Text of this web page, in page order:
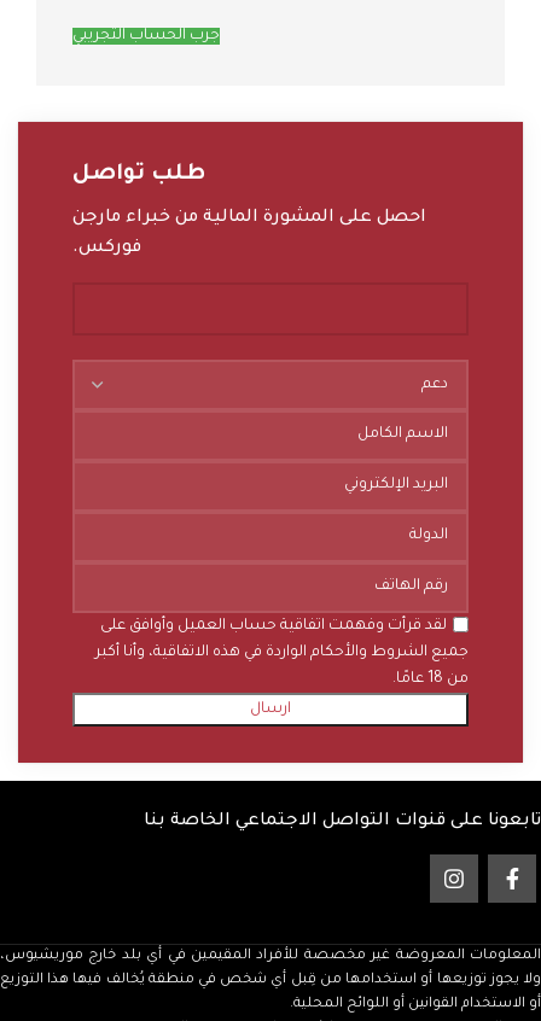
جرب الحساب التجريبي
طلب تواصل
احصل على المشورة المالية من خبراء مارجن
فوركس.
لقد قرأت وفهمت اتفاقية حساب العميل وأوافق على
جميع الشروط والأحكام الواردة في هذه الاتفاقية، وأنا أكبر
من 18 عامًا.
تابعونا على قنوات التواصل الاجتماعي الخاصة بنا
المعلومات المعروضة غير مخصصة للأفراد المقيمين في أي بلد خارج موريشيوس،
ولا يجوز توزيعها أو استخدامها من قِبل أي شخص في منطقة يُخالف فيها هذا التوزيع
أو الاستخدام القوانين أو اللوائح المحلية.